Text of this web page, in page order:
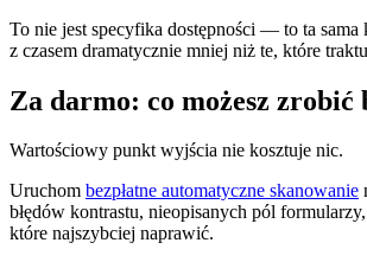
To nie jest specyfika dostępności — to ta
z czasem dramatycznie mniej niż te, które
Za darmo: co możesz zrobić
Wartościowy punkt wyjścia nie kosztuje nic.
Uruchom bezpłatne automatyczne skanowanie
błędów kontrastu, nieopisanych pól
które najszybciej naprawić.